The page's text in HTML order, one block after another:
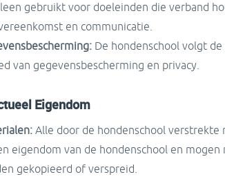
gebruikt voor doeleinden die verband
en communicatie.
De hondenschool volgt
van gegevensbescherming en privacy.
Eigendom
Alle door de hondenschool verstrekte
eigendom van de hondenschool en
gekopieerd of verspreid.